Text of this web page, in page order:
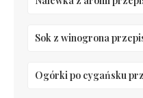
Sok z winogrona
Ogórki po cygańsku